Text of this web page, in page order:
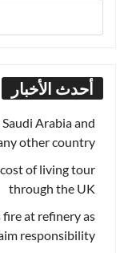
أحدث الأخبار
Arabia and
other country
of living tour
through the UK
fire at refinery as
responsibility